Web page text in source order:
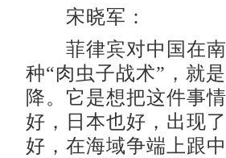
宋晓军：
菲律宾对中国在南
种“肉虫子战术”，就
降。它是想把这件事
好，日本也好，出现
好，在海域争端上跟